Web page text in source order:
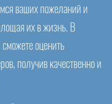
ваших пожеланий и
их в жизнь. В
оценить
получив качественно и